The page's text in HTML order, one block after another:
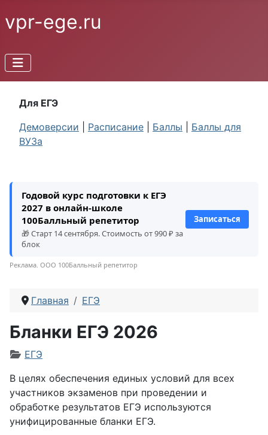
vpr-ege.ru
Для ЕГЭ
Демоверсии
Расписание Баллы
Баллы для
ВУЗа
Годовой курс подготовки к ЕГЭ
2027 в онлайн-школе
100Балльный репетитор
🎁 Старт 14 сентября. Стоимость от 990 ₽ за
блок
Записаться
Реклама. ООО 100Балльный репетитор
Главная ЕГЭ
Бланки ЕГЭ 2026
Информация о материале
ЕГЭ
В целях обеспечения единых условий для всех
участников экзаменов при проведении и
обработке результатов ЕГЭ используются
унифицированные бланки ЕГЭ.